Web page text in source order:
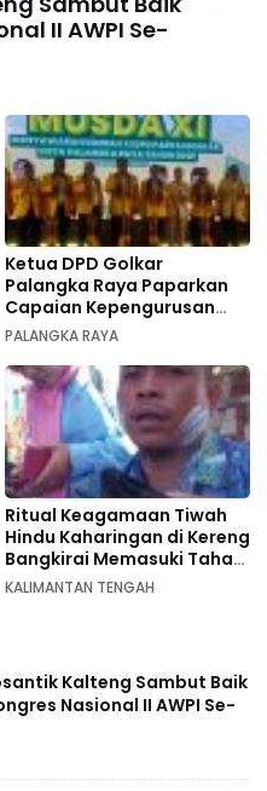
II AWPI Se-
Ketua DPD Golkar
Palangka Raya Paparkan
Capaian Kepengurusan
pada Pembukaan Musda XI
PALANGKA RAYA
Ritual Keagamaan Tiwah
Hindu Kaharingan di Kereng
Bangkirai Memasuki Tahap
Akhir
KALIMANTAN TENGAH
Kalteng Sambut Baik
Nasional II AWPI Se-